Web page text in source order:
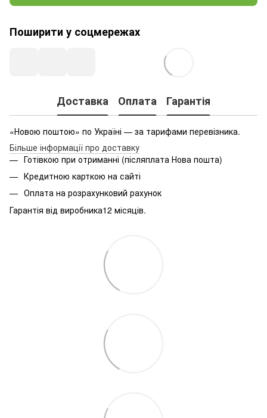
Поширити у соцмережах
Доставка Оплата Гарантія
«Новою поштою» по Україні — за тарифами перевізника.
Більше інформації про доставку
Готівкою при отриманні (післяплата Нова пошта)
Кредитною карткою на сайті
Оплата на розрахунковий рахунок
Гарантія від виробника12 місяців.